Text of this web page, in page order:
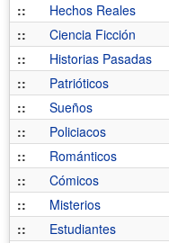
::
Hechos Reales
::
Ciencia Ficción
::
Historias Pasadas
::
Patrióticos
::
Sueños
::
Policiacos
::
Románticos
::
Cómicos
::
Misterios
::
Estudiantes